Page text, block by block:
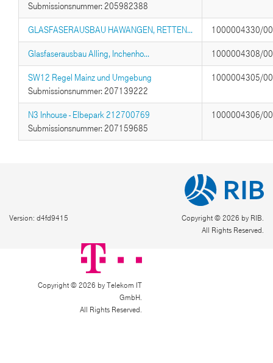
Submissionsnummer: 205982388
GLASFASERAUSBAU HAWANGEN, RETTEN... 1000004330/
Glasfaserausbau Alling, Inchenho... 1000004308/
SW12 Regel Mainz und Umgebung
Submissionsnummer: 207139222
1000004305/
N3 Inhouse - Elbepark 212700769
Submissionsnummer: 207159685
1000004306/
Version: d4fd9415
Copyright © 2026 by RIB.
All Rights Reserved.
Copyright © 2026 by Telekom IT
GmbH.
All Rights Reserved.